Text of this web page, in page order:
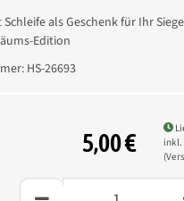
als Geschenk für Ihr
Edition
HS-26693
5,00 €
inkl.